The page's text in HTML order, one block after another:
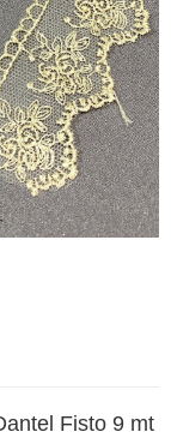
Fisto 9 mt